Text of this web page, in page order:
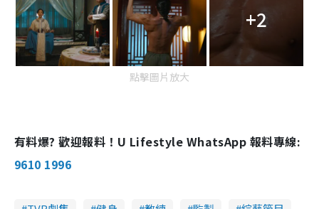
+2
點擊圖片放大
有料爆? 歡迎報料！U Lifestyle WhatsApp 報料專線:
9610 1996